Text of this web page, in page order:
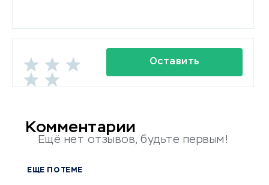
Оставить
Комментарии
Ещё нет отзывов, будьте первым!
ЕЩЕ ПО ТЕМЕ